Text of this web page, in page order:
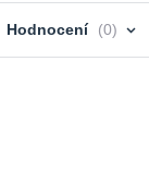
Hodnocení 0